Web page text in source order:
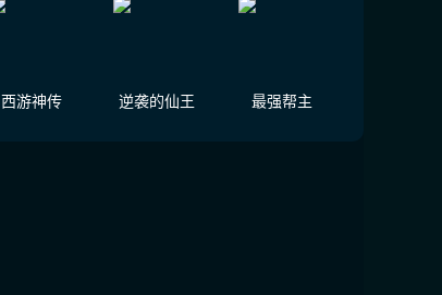
西游神传 逆袭的仙王 最强帮主